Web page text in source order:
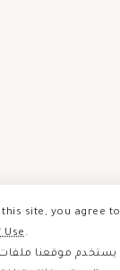
site, you agree to
Use.
يستخدم موقعنا ملفات